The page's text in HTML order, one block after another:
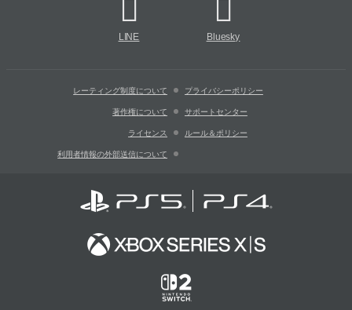
LINE Bluesky
レーティング制度について プライバシーポリシー
著作権について サポートセンター
ライセンス ルール＆ポリシー
利用者情報の外部送信について